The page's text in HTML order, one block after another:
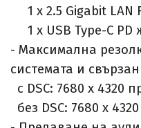
1 x 2.5 Gigabit LAN
1 x USB Type-C PD
- Максимална
системата и
с DSC: 7680 x 4320
без DSC: 7680 x